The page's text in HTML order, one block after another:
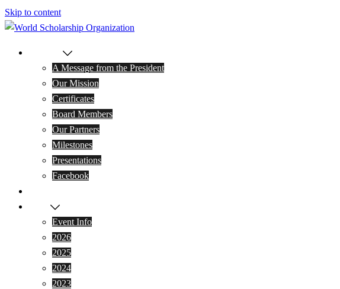
Skip to content
A Message from the President
Our Mission
Certificates
Board Members
Our Partners
Milestones
Presentations
Facebook
Event Info
2026
2025
2024
2023